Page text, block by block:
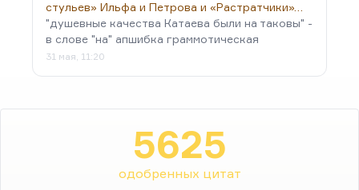
стульев» Ильфа и Петрова и «Растратчики»…
"душевные качества Катаева были на таковы" -
в слове "на" апшибка граммотическая
31 мая, 11:20
5625
одобренных цитат